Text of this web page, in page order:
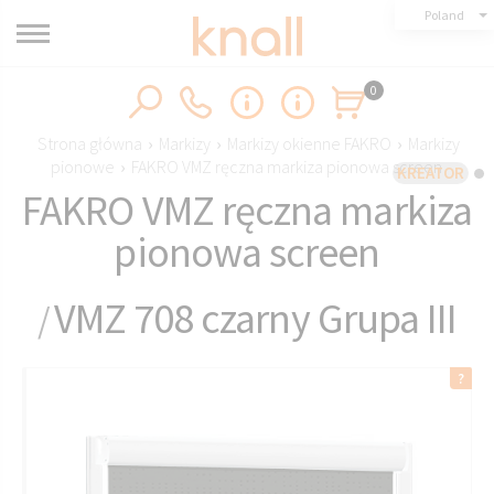
KREATOR
Poland
0
Strona główna › Markizy › Markizy okienne FAKRO › Markizy
pionowe
› FAKRO VMZ ręczna markiza pionowa screen
FAKRO VMZ ręczna markiza
pionowa screen
/VMZ 708 czarny Grupa III